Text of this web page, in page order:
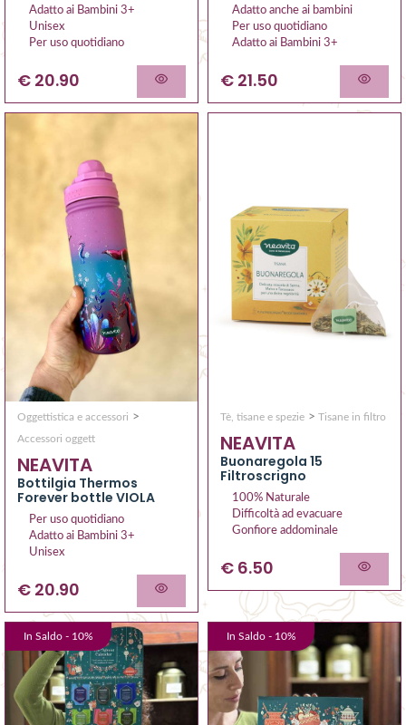
Adatto ai Bambini 3+
Unisex
Per uso quotidiano
€ 20.90
Adatto anche ai bambini
Per uso quotidiano
Adatto ai Bambini 3+
€ 21.50
Oggettistica e accessori >
Accessori oggett
NEAVITA
Bottilgia Thermos
Forever bottle VIOLA
Per uso quotidiano
Adatto ai Bambini 3+
Unisex
€ 20.90
Tè, tisane e spezie > Tisane in filtro
NEAVITA
Buonaregola 15
Filtroscrigno
100% Naturale
Difficoltà ad evacuare
Gonfiore addominale
€ 6.50
In Saldo - 10% In Saldo - 10%